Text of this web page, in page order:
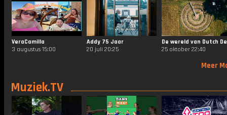
VeraCamilla
3 augustus 15:00
Addy 75 Jaar
20 juli 20:25
25 oktober 22:40
Meer
Muziek.TV